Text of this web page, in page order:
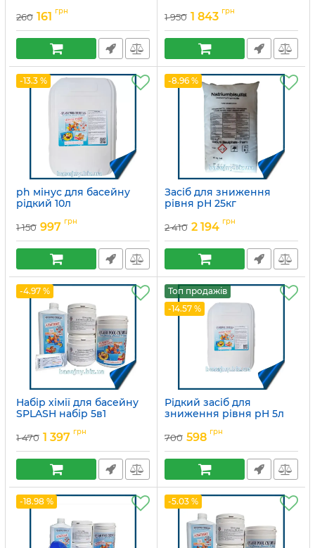
260 161 грн 1 950 1 843 грн
-13.3 %
ph мінус для басейну
рідкий 10л
1 150 997 грн
-8.96 %
Засіб для зниження
рівня рН 25кг
2 410 2 194 грн
-4.97 %
Набір хімії для басейну
SPLASH набір 5в1
1 470 1 397 грн
Топ продажів
-14.57 %
Рідкий засіб для
зниження рівня pH 5л
700 598 грн
-18.98 % -5.03 %